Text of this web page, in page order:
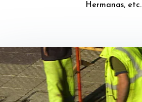
Hermanas, etc.